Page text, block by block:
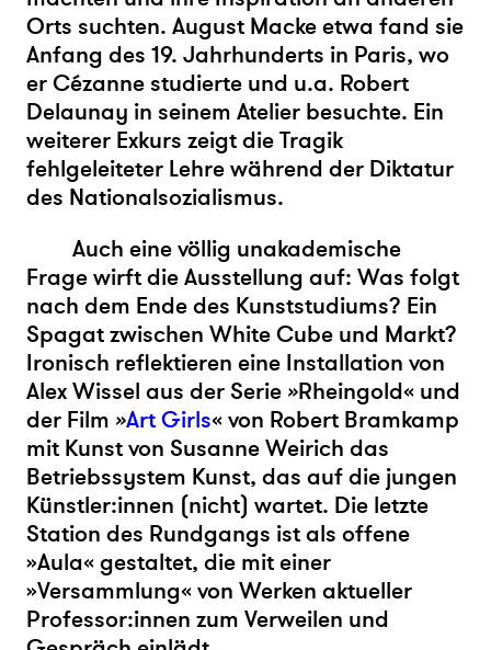
Orts suchten. August Macke etwa fand sie
Anfang des 19. Jahrhunderts in Paris, wo
er Cézanne studierte und u.a. Robert
Delaunay in seinem Atelier besuchte. Ein
weiterer Exkurs zeigt die Tragik
fehlgeleiteter Lehre während der Diktatur
des Nationalsozialismus.
Auch eine völlig unakademische
Frage wirft die Ausstellung auf: Was folgt
nach dem Ende des Kunststudiums? Ein
Spagat zwischen White Cube und Markt?
Ironisch reflektieren eine Installation von
Alex Wissel aus der Serie »Rheingold« und
der Film »Art Girls« von Robert Bramkamp
mit Kunst von Susanne Weirich das
Betriebssystem Kunst, das auf die jungen
Künstler:innen (nicht) wartet. Die letzte
Station des Rundgangs ist als offene
»Aula« gestaltet, die mit einer
»Versammlung« von Werken aktueller
Professor:innen zum Verweilen und